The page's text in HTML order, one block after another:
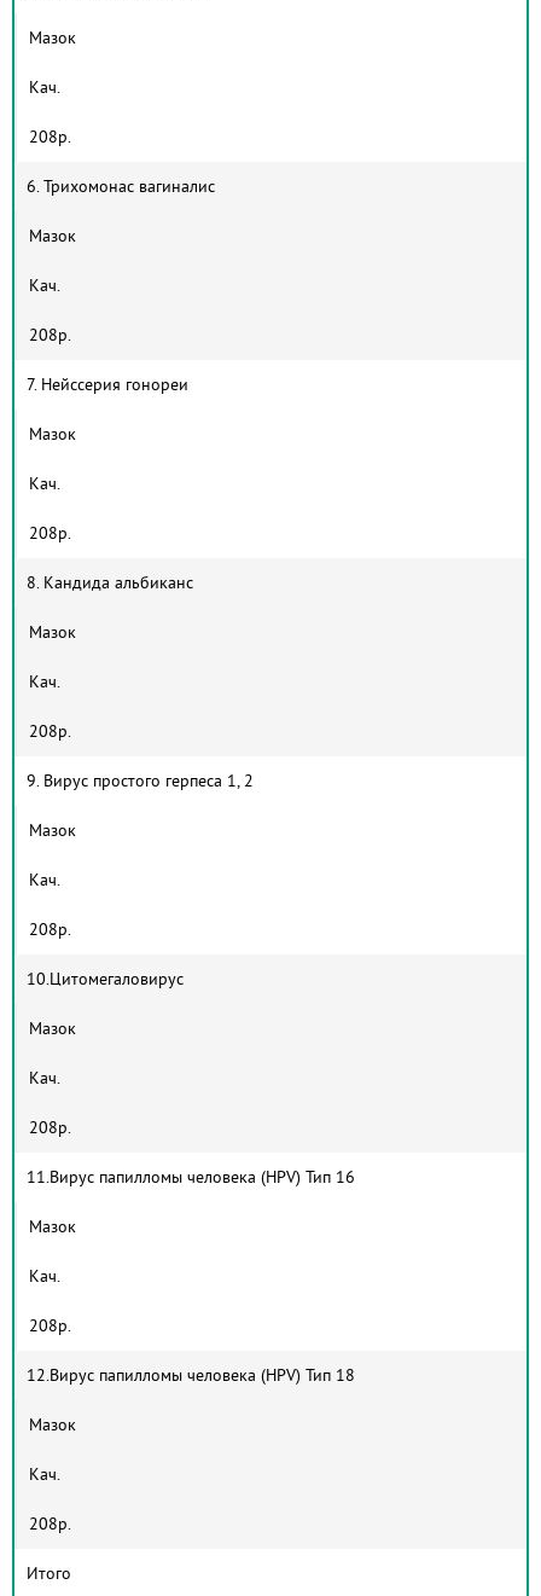
Мазок
Кач.
208р.
6. Трихомонас вагиналис
Мазок
Кач.
208р.
7. Нейссерия гонореи
Мазок
Кач.
208р.
8. Кандида альбиканс
Мазок
Кач.
208р.
9. Вирус простого герпеса 1, 2
Мазок
Кач.
208р.
10.Цитомегаловирус
Мазок
Кач.
208р.
11.Вирус папилломы человека (HPV) Тип 16
Мазок
Кач.
208р.
12.Вирус папилломы человека (HPV) Тип 18
Мазок
Кач.
208р.
Итого